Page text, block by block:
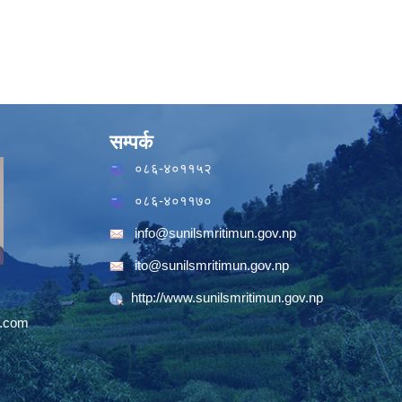
सम्पर्क
०८६-४०११५२
०८६-४०११७०
info@sunilsmritimun.gov.np
ito@sunilsmritimun.gov.np
http://www.sunilsmritimun.gov.np